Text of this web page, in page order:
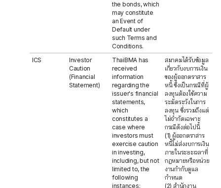
the bonds, which
may constitute
an Event of
Default under
such Terms and
Conditions.
ICS
Investor
Caution
(Financial
Statement)
ThaiBMA has
received
information
regarding the
issuer's financial
statements,
which
constitutes a
case where
investors must
exercise caution
in investing,
including, but not
limited to, the
following
instances:
สมาคมได้รับข้อมูล
เกี่ยวกับงบการเงิน
ของผู้ออกตราสาร
หนี้ ซึ่งเป็นกรณีที่ผู้
ลงทุนต้องใช้ความ
ระมัดระวังในการ
ลงทุน ซึ่งรวมถึงแต่
ไม่จำกัดเฉพาะ
กรณีดังต่อไปนี้
(1) ผู้ออกตราสาร
หนี้ไม่ส่งงบการเงิน
ภายในระยะเวลาที่
กฎหมายหรือหน่วย
งานกำกับดูแล
กำหนด
(2) สำนักงาน